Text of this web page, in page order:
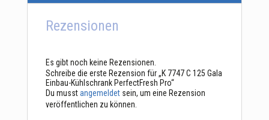
Rezensionen
Es gibt noch keine Rezensionen.
Schreibe die erste Rezension für „K 7747 C 125 Gala
Einbau-Kühlschrank PerfectFresh Pro“
Du musstangemeldetsein, um eine Rezension
veröffentlichen zu können.